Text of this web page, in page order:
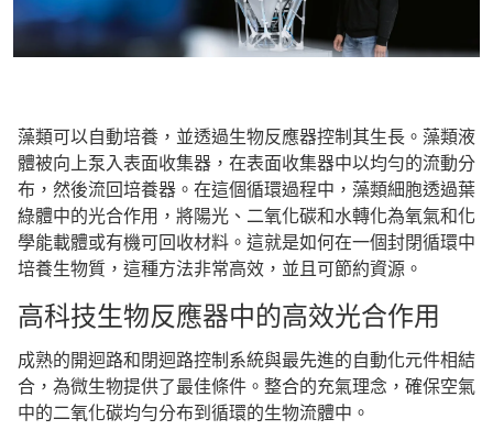
藻類可以自動培養，並透過生物反應器控制其生長。藻類液
體被向上泵入表面收集器，在表面收集器中以均勻的流動分
布，然後流回培養器。在這個循環過程中，藻類細胞透過葉
綠體中的光合作用，將陽光、二氧化碳和水轉化為氧氣和化
學能載體或有機可回收材料。這就是如何在一個封閉循環中
培養生物質，這種方法非常高效，並且可節約資源。
高科技生物反應器中的高效光合作用
成熟的開迴路和閉迴路控制系統與最先進的自動化元件相結
合，為微生物提供了最佳條件。整合的充氣理念，確保空氣
中的二氧化碳均勻分布到循環的生物流體中。